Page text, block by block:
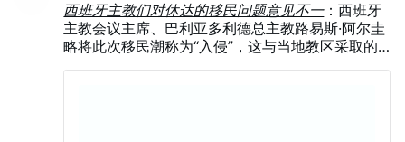
西班牙主教们对休达的移民问题意见不一：西班牙
主教会议主席、巴利亚多利德总主教路易斯·阿尔圭
略将此次移民潮称为“入侵”，这与当地教区采取的